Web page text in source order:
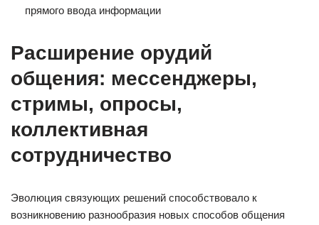
прямого ввода информации
Расширение орудий
общения: мессенджеры,
стримы, опросы,
коллективная
сотрудничество
Эволюция связующих решений способствовало к
возникновению разнообразия новых способов общения